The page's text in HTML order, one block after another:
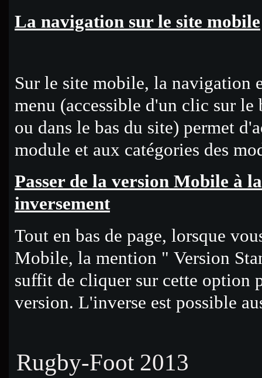
La navigation sur le site mobile
Sur le site mobile, la navigation
menu (accessible d'un clic sur
ou dans le bas du site) permet
module et aux catégories des
Passer de la version Mobile à
inversement
Tout en bas de page, lorsque
Mobile, la mention " Version
suffit de cliquer sur cette option
version. L'inverse est possible
Rugby-Foot 2013